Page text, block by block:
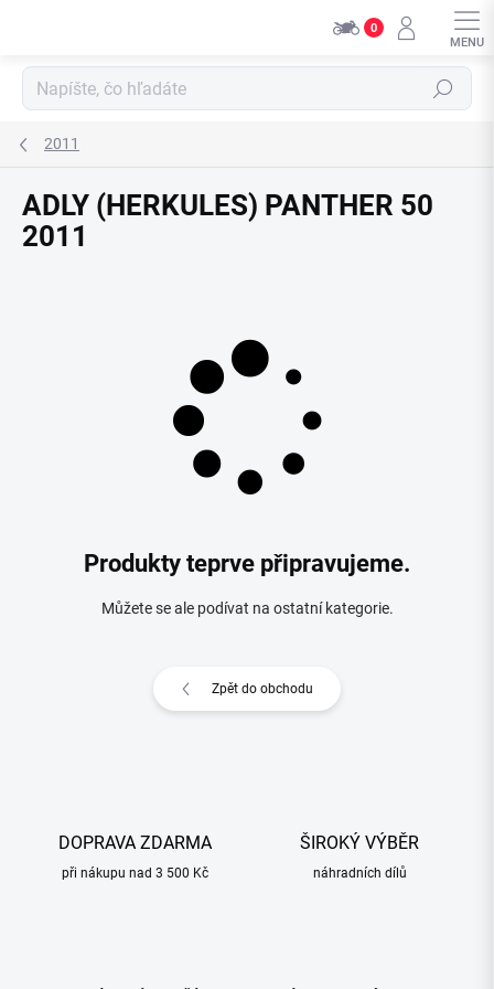
0
Hledat
2011
ADLY (HERKULES) PANTHER 50
2011
Produkty teprve připravujeme.
Můžete se ale podívat na ostatní kategorie.
Zpět do obchodu
DOPRAVA ZDARMA
při nákupu nad 3 500 Kč
ŠIROKÝ VÝBĚR
náhradních dílů